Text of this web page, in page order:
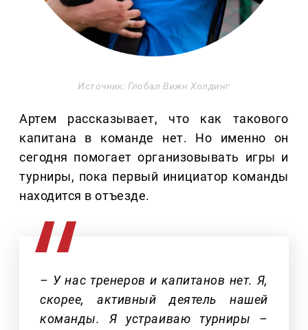
Источник: Глобал Вижн Холдинг
Артем рассказывает, что как такового
капитана в команде нет. Но именно он
сегодня помогает организовывать игры и
турниры, пока первый инициатор команды
находится в отъезде.
– У нас тренеров и капитанов нет. Я,
скорее, активный деятель нашей
команды. Я устраиваю турниры –